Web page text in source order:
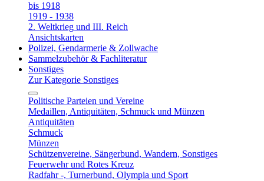
bis 1918
1919 - 1938
2. Weltkrieg und III. Reich
Ansichtskarten
Polizei, Gendarmerie & Zollwache
Sammelzubehör & Fachliteratur
Sonstiges
Zur Kategorie Sonstiges
Politische Parteien und Vereine
Medaillen, Antiquitäten, Schmuck und Münzen
Antiquitäten
Schmuck
Münzen
Schützenvereine, Sängerbund, Wandern, Sonstiges
Feuerwehr und Rotes Kreuz
Radfahr -, Turnerbund, Olympia und Sport